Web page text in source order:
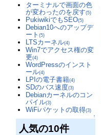
ターミナルで画面の色
が変わったのを戻す(5)
PukiwikiでもSEO(5)
Debian10へのアップデ
ート(5)
LTSカーネル(4)
Win7でアクセス権の変
更(4)
WordPressのインスト
ール(4)
LPIの電子書籍(4)
SDのバス速度(3)
Debianカーネルのコン
パイル(3)
WiFiパケットの取得(3)
↑
人気の10件